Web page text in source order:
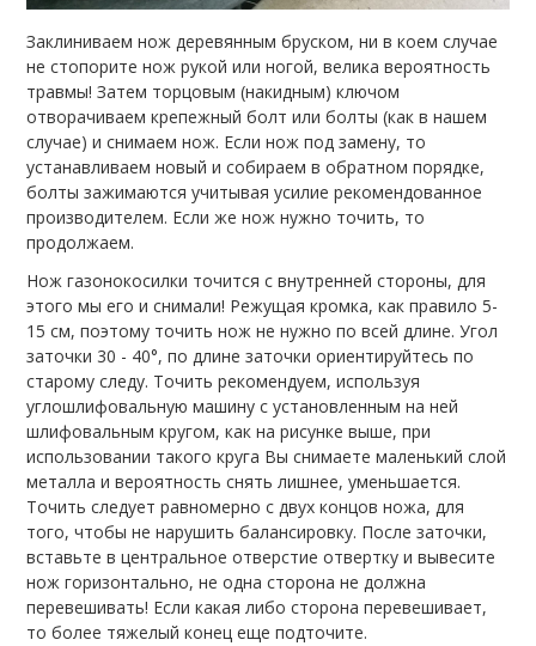
Заклиниваем нож деревянным бруском, ни в коем случае
не стопорите нож рукой или ногой, велика вероятность
травмы! Затем торцовым (накидным) ключом
отворачиваем крепежный болт или болты (как в нашем
случае) и снимаем нож. Если нож под замену, то
устанавливаем новый и собираем в обратном порядке,
болты зажимаются учитывая усилие рекомендованное
производителем. Если же нож нужно точить, то
продолжаем.
Нож газонокосилки точится с внутренней стороны, для
этого мы его и снимали! Режущая кромка, как правило 5-
15 см, поэтому точить нож не нужно по всей длине. Угол
заточки 30 - 40°, по длине заточки ориентируйтесь по
старому следу. Точить рекомендуем, используя
углошлифовальную машину с установленным на ней
шлифовальным кругом, как на рисунке выше, при
использовании такого круга Вы снимаете маленький слой
металла и вероятность снять лишнее, уменьшается.
Точить следует равномерно с двух концов ножа, для
того, чтобы не нарушить балансировку. После заточки,
вставьте в центральное отверстие отвертку и вывесите
нож горизонтально, не одна сторона не должна
перевешивать! Если какая либо сторона перевешивает,
то более тяжелый конец еще подточите.